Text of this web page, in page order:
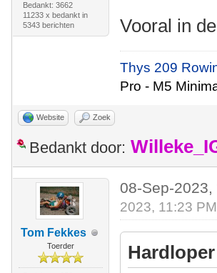
Bedankt: 3662
11233 x bedankt in
5343 berichten
Vooral in
Thys 209
Pro - M5
Website Zoek
Bedankt door:
Tom Fekkes
Toerder
08-Sep-2023,
2023, 11:23